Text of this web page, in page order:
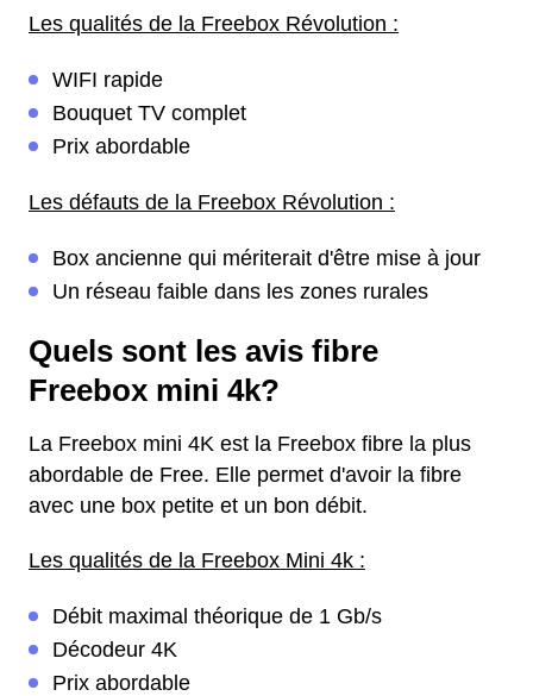
Les qualités de la Freebox Révolution :
WIFI rapide
Bouquet TV complet
Prix abordable
Les défauts de la Freebox Révolution :
Box ancienne qui mériterait d'être mise à jour
Un réseau faible dans les zones rurales
Quels sont les avis fibre
Freebox mini 4k?
La Freebox mini 4K est la Freebox fibre la plus
abordable de Free. Elle permet d'avoir la fibre
avec une box petite et un bon débit.
Les qualités de la Freebox Mini 4k :
Débit maximal théorique de 1 Gb/s
Décodeur 4K
Prix abordable